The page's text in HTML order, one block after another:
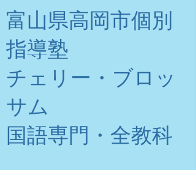
富山県高岡市個別
指導塾
チェリー・ブロッ
サム
​国語専門・全教科